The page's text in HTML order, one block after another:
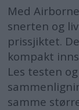
Med
snerten og
prissjiktet.
kompakt
Les testen
samme